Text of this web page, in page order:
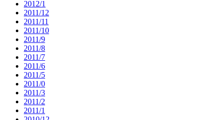
2012/1
2011/12
2011/11
2011/10
2011/9
2011/8
2011/7
2011/6
2011/5
2011/0
2011/3
2011/2
2011/1